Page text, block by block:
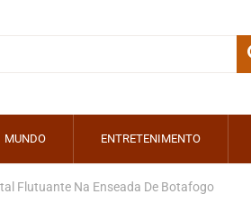
MUNDO ENTRETENIMENTO
Flutuante Na Enseada De Botafogo